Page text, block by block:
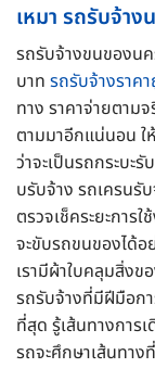
เหมา รถรับจ้าง
รถรับจ้างขนของน
บาท รถรับจ้างราค
ทาง ราคาจ่ายตาม
ตามมาอีกแน่นอน ใ
ว่าจะเป็นรถกระบะ
บรับจ้าง รถเครนรั
ตรวจเช็คระยะการ
จะขับรถขนของได้
เรามีผ้าใบคลุมสิ่งข
รถรับจ้างที่มีฝีมือก
ที่สุด รู้เส้นทางการ
รถจะศึกษาเส้นทา